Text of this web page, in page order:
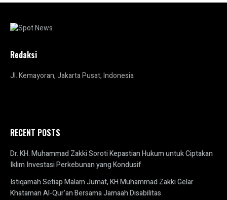
Redaksi
Jl. Kemayoran, Jakarta Pusat, Indonesia
RECENT POSTS
Dr. KH. Muhammad Zakki Soroti Kepastian Hukum untuk Ciptakan
Iklim Investasi Perkebunan yang Kondusif
Istiqamah Setiap Malam Jumat, KH Muhammad Zakki Gelar
Khataman Al-Qur’an Bersama Jamaah Disabilitas